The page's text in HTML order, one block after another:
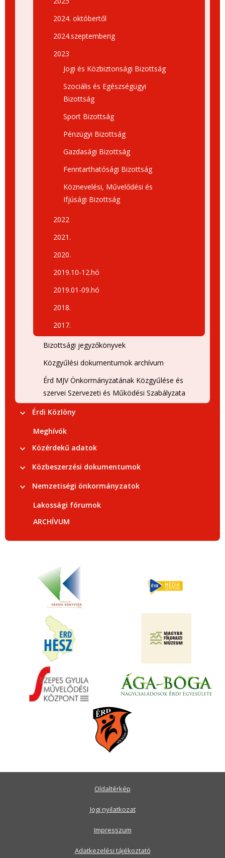
2024. októbertől
2024.szeptemberig
2023
Jogi és Közbiztonsági Bizottság
Szociális és Egészségügyi
Bizottság
Sport Bizottság
Pénzügyi Bizottság
Gazdasági Bizottság
Fenntarthatósági Bizottság
Köznevelési, Művelődési és
Ifjúsági Bizottság
2022
2021.
2020.
2019.10-12.hó
2019.01-09.hó
2018.
2017.
Bizottsági jegyzőkönyvek
Közgyűlési dokumentumok archívum
Érd MJV Önkormányzatának Közgyűlése és
szervei Szervezeti és Működési Szabályzata
Érdi Közlöny
Meghívók
Közérdekű adatok
Közbeszerzési dokumentumok
Nemzetiségi önkormányzatok
Lakossági fórumok
ARCHÍVUM
Oldaltérkép
Jogi nyilatkozat
Impresszum
Adatkezelési tájékoztató